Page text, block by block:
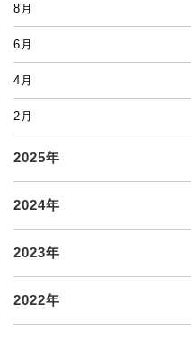
8月
6月
4月
2月
2025年
2024年
2023年
2022年